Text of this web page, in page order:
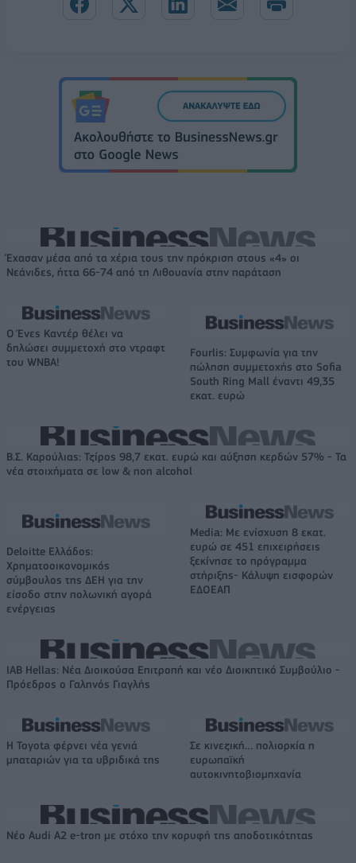
Έχασαν μέσα από τα χέρια τους την πρόκριση στους «4» οι
Νεάνιδες, ήττα 66-74 από τη Λιθουανία στην παράταση
Ο Ένες Καντέρ θέλει να
δηλώσει συμμετοχή στο ντραφτ
του WNBA!
Fourlis: Συμφωνία για την
πώληση συμμετοχής στο Sofia
South Ring Mall έναντι 49,35
εκατ. ευρώ
Β.Σ. Καρούλιας: Τζίρος 98,7 εκατ. ευρώ και αύξηση κερδών 57% - Τα
νέα στοιχήματα σε low & non alcohol
Deloitte Ελλάδος:
Χρηματοοικονομικός
σύμβουλος της ΔΕΗ για την
είσοδο στην πολωνική αγορά
ενέργειας
Media: Με ενίσχυση 8 εκατ.
ευρώ σε 451 επιχειρήσεις
ξεκίνησε το πρόγραμμα
στήριξης- Κάλυψη εισφορών
ΕΔΟΕΑΠ
IAB Hellas: Νέα Διοικούσα Επιτροπή και νέο Διοικητικό Συμβούλιο -
Πρόεδρος ο Γαληνός Γιαγλής
Η Toyota φέρνει νέα γενιά
μπαταριών για τα υβριδικά της
Σε κινεζική… πολιορκία η
ευρωπαϊκή
αυτοκινητοβιομηχανία
Νέο Audi A2 e-tron με στόχο την κορυφή της αποδοτικότητας